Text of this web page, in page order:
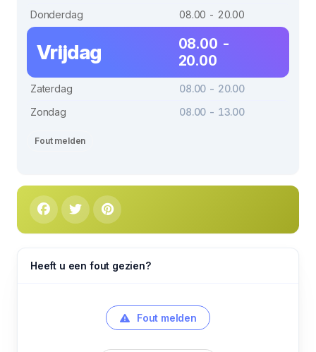
Donderdag
08.00 - 20.00
Vrijdag
08.00 -
20.00
Zaterdag
08.00 - 20.00
Zondag
08.00 - 13.00
Fout melden
Heeft u een fout gezien?
Fout melden